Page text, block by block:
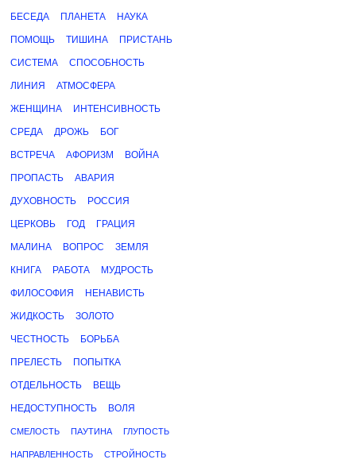
БЕСЕДА ПЛАНЕТА НАУКА
ПОМОЩЬ ТИШИНА ПРИСТАНЬ
СИСТЕМА СПОСОБНОСТЬ
ЛИНИЯ АТМОСФЕРА
ЖЕНЩИНА ИНТЕНСИВНОСТЬ
СРЕДА ДРОЖЬ БОГ
ВСТРЕЧА АФОРИЗМ ВОЙНА
ПРОПАСТЬ АВАРИЯ
ДУХОВНОСТЬ РОССИЯ
ЦЕРКОВЬ ГОД ГРАЦИЯ
МАЛИНА ВОПРОС ЗЕМЛЯ
КНИГА РАБОТА МУДРОСТЬ
ФИЛОСОФИЯ НЕНАВИСТЬ
ЖИДКОСТЬ ЗОЛОТО
ЧЕСТНОСТЬ БОРЬБА
ПРЕЛЕСТЬ ПОПЫТКА
ОТДЕЛЬНОСТЬ ВЕЩЬ
НЕДОСТУПНОСТЬ ВОЛЯ
СМЕЛОСТЬ ПАУТИНА ГЛУПОСТЬ
НАПРАВЛЕННОСТЬ СТРОЙНОСТЬ